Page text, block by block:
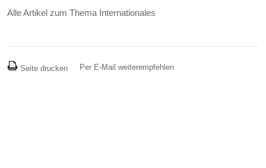
Alle Artikel zum Thema Internationales
Seite drucken Per E-Mail weiterempfehlen